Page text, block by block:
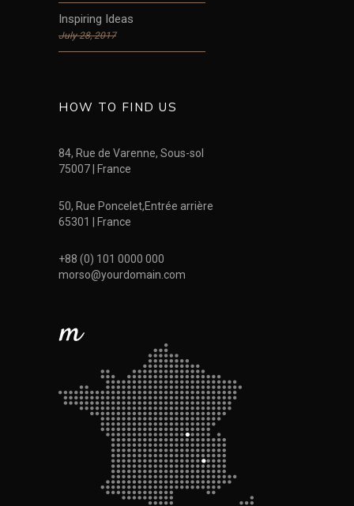
Inspiring Ideas
July 28, 2017
HOW TO FIND US
84, Rue de Varenne, Sous-sol
75007 | France
50, Rue Poncelet,Entrée arrière
65301 | France
+88 (0) 101 0000 000
morso@yourdomain.com